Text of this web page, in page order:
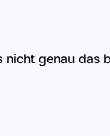
nicht genau das